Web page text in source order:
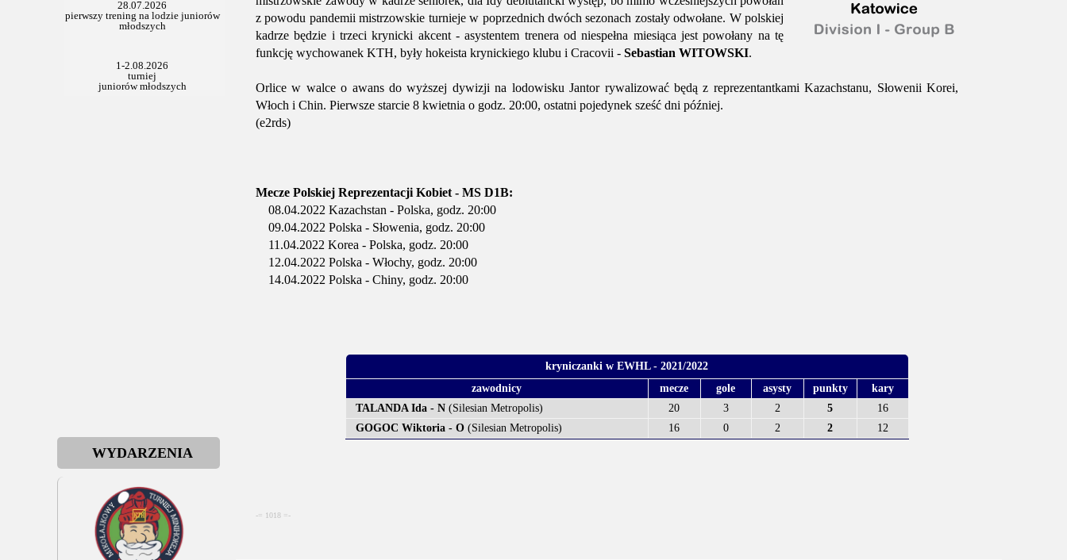
WYDARZENIA
z powodu pandemii mistrzowskie turnieje w poprzednich dwóch sezonach zostały odwołane. W polskiej
kadrze będzie i trzeci krynicki akcent - asystentem trenera od niespełna miesiąca jest powołany na tę
funkcję wychowanek KTH, były hokeista krynickiego klubu i Cracovii - Sebastian WITOWSKI.
Orlice w walce o awans do wyższej dywizji na lodowisku Jantor rywalizować będą z reprezentantkami Kazachstanu, Słowenii Korei,
Włoch i Chin. Pierwsze starcie 8 kwietnia o godz. 20:00, ostatni pojedynek sześć dni później.
(e2rds)
Mecze Polskiej Reprezentacji Kobiet - MS D1B:
08.04.2022 Kazachstan - Polska, godz. 20:00
09.04.2022 Polska - Słowenia, godz. 20:00
11.04.2022 Korea - Polska, godz. 20:00
12.04.2022 Polska - Włochy, godz. 20:00
14.04.2022 Polska - Chiny, godz. 20:00
kryniczanki w EWHL - 2021/2022
zawodnicy
mecze gole asysty punkty
kary
TALANDA Ida - N(Silesian Metropolis) 20 3 2 5
16
GOGOC Wiktoria - O(Silesian Metropolis) 16 0 2 2 12
-= 1018 =-